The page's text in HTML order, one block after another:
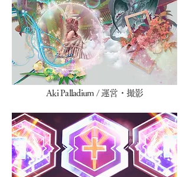
​Aki Palladium / 運営・撮影